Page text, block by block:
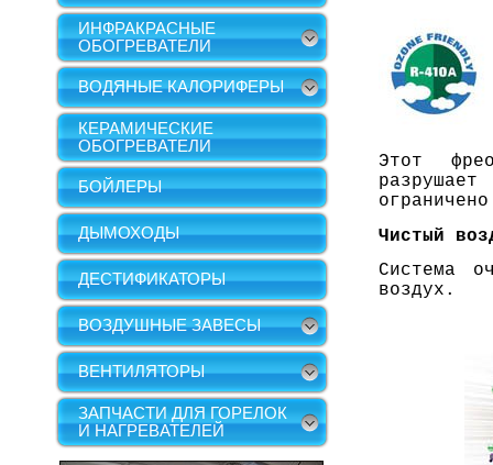
ИНФРАКРАСНЫЕ
ОБОГРЕВАТЕЛИ
ВОДЯНЫЕ КАЛОРИФЕРЫ
КЕРАМИЧЕСКИЕ
ОБОГРЕВАТЕЛИ
БОЙЛЕРЫ
ДЫМОХОДЫ
ДЕСТИФИКАТОРЫ
ВОЗДУШНЫЕ ЗАВЕСЫ
ВЕНТИЛЯТОРЫ
ЗАПЧАСТИ ДЛЯ ГОРЕЛОК
И НАГРЕВАТЕЛЕЙ
Этот
Чистый
Система
воздух.